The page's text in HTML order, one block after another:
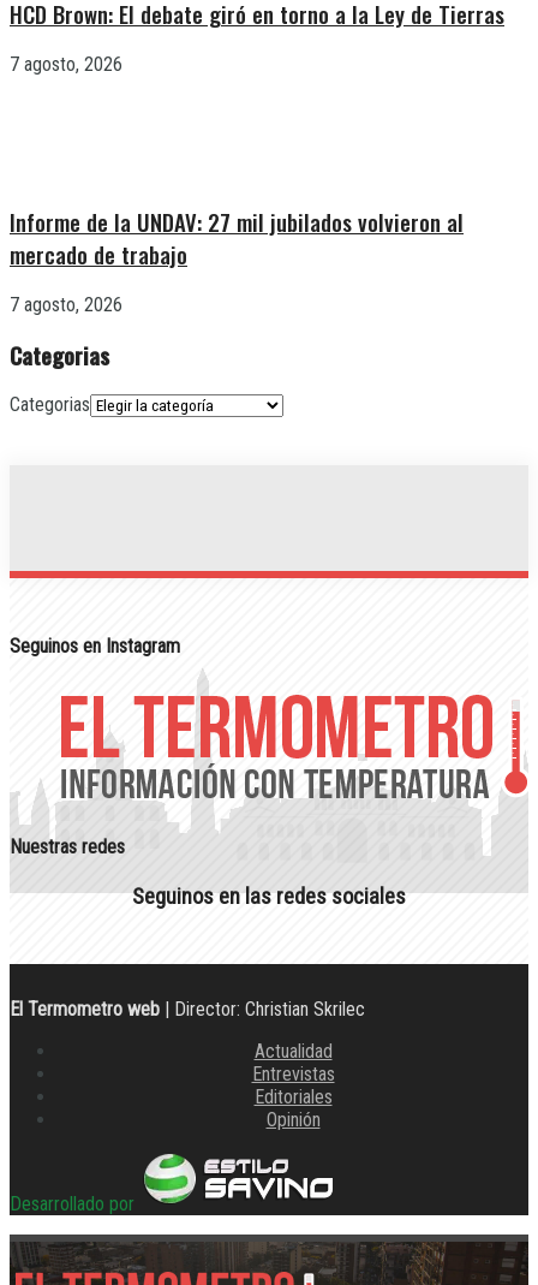
HCD Brown: El debate giró en torno a la Ley de Tierras
7 agosto, 2026
Informe de la UNDAV: 27 mil jubilados volvieron al
mercado de trabajo
7 agosto, 2026
Categorias
Categorias
Seguinos en Instagram
Nuestras redes
Seguinos en las redes sociales
El Termometro web | Director: Christian Skrilec
Actualidad
Entrevistas
Editoriales
Opinión
Desarrollado por